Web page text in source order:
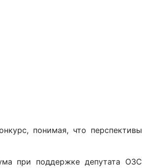
понимая, что перспективы
при поддержке депутата ОЗС